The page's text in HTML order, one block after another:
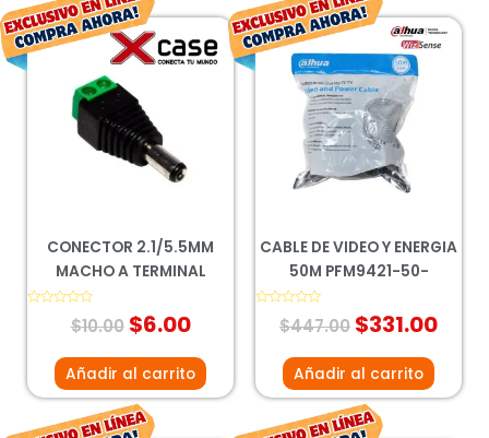
CONECTOR 2.1/5.5MM
MACHO A TERMINAL
$10.00
El
precio
original
era:
$10.00.
$6.00
precio
Añadir al carrito
CABLE DE VIDEO Y ENERGIA
50M PFM9421-50-
Valorado
$447.00
El
precio
original
era:
$447.00.
$331.00
El
Añadir al carrito